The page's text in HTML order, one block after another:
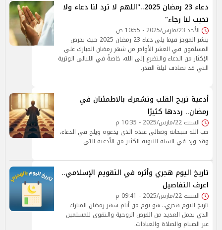
دعاء 23 رمضان 2025.."اللهم لا ترد لنا دعاء ولا
تخيب لنا رجاء"
الأحد 23/مارس/2025 - 10:55 ص
ينشر الموجز فيما يلي دعاء 23 رمضان 2025 حيث يحرص
المسلمون في العشر الأواخر من شهر رمضان المبارك على
الإكثار من الدعاء والتضرع إلى الله، خاصةً في الليالي الوترية
التي قد تصادف ليلة القدر.
أدعية تريح القلب وتشعرك بالاطمئنان في
رمضان.. رددها كثيرًا
السبت 22/مارس/2025 - 10:35 م
حب الله سبحانه وتعالى عبده الذي يدعوه ويلح في الدعاء،
وقد ورد في السنة النبوية الكثير من الأدعية التي
تاريخ اليوم هجري وأثره في التقويم الإسلامي..
اعرف التفاصيل
السبت 22/مارس/2025 - 09:41 م
تاريخ اليوم هجري.. هو يوم من أيام شهر رمضان المبارك
الذي يحمل العديد من الفرص الروحية والتقوى للمسلمين
عبر الصيام والصلاة والعبادات.